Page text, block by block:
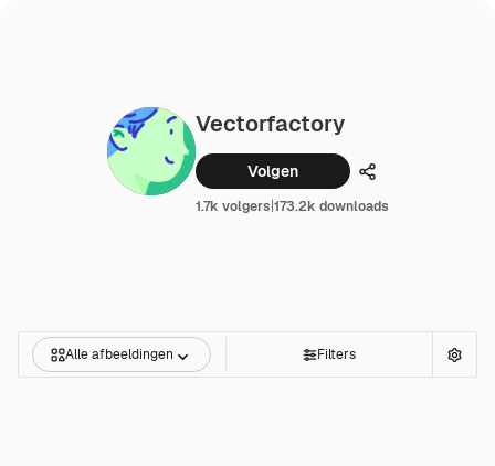
Vectorfactory
Volgen Delen
1.7k volgers|173.2k downloads
Alle afbeeldingen Filters